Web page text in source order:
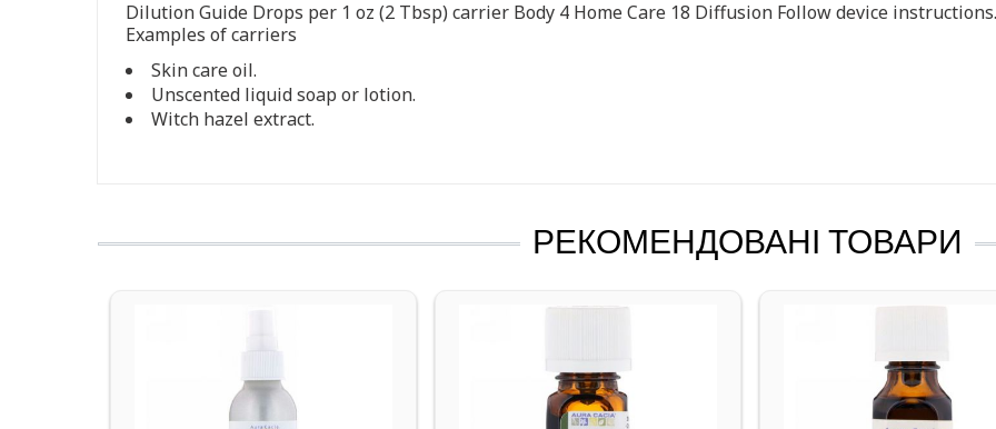
Dilution Guide Drops per 1 oz (2 Tbsp) carrier Body 4 Home Care 18 Diffusion Follow device instructions.
Examples of carriers
Skin care oil.
Unscented liquid soap or lotion.
Witch hazel extract.
РЕКОМЕНДОВАНІ ТОВАРИ